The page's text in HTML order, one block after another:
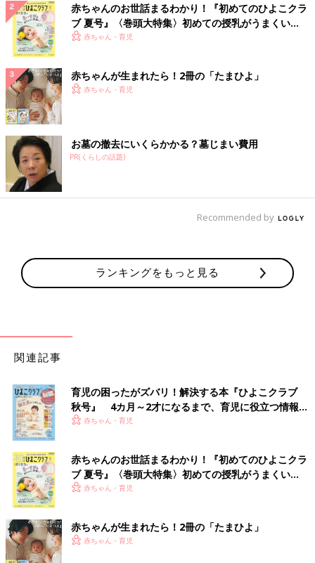
赤ちゃんのお世話まるわかり！『初めてのひよこクラ
ブ 夏号』〈巻頭大特集〉初めての授乳がうまくい
く！ おっぱい・ミルクの基本と夏のトラブル 解決テ
赤ちゃん・育児
赤ちゃんが生まれたら！2冊の「たまひよ」
赤ちゃん・育児
お墓の撤去にいくらかかる？墓じまい費用
PR(くらしの話題)
Recommended by
ランキングをもっと見る
関連記事
育児の困ったがズバリ！解決する本『ひよこクラブ
秋号』 4カ月～2才になるまで、育児に役立つ情報が
いっぱい！
赤ちゃん・育児
赤ちゃんのお世話まるわかり！『初めてのひよこクラ
ブ 夏号』〈巻頭大特集〉初めての授乳がうまくい
く！ おっぱい・ミルクの基本と夏のトラブル 解決テ
赤ちゃん・育児
赤ちゃんが生まれたら！2冊の「たまひよ」
赤ちゃん・育児